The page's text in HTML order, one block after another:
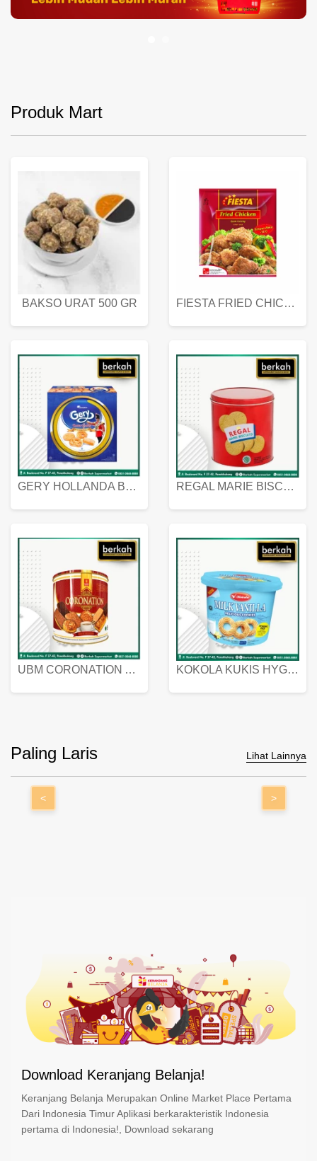
Produk Mart
BAKSO URAT 500 GR FIESTA FRIED CHICKEN 500 GR
GERY HOLLANDA BUTTER COOKIES 450 GRAM REGAL MARIE BISCUIT KALENG 550 GRAM
UBM CORONATION ASSORTED BISKUIT KALENG 450 GRAM KOKOLA KUKIS HYGIENIC MILK VANILLA PACK 320 GR
Paling Laris Lihat Lainnya
< >
Download Keranjang Belanja!
Keranjang Belanja Merupakan Online Market Place Pertama
Dari Indonesia Timur Aplikasi berkarakteristik Indonesia
pertama di Indonesia!, Download sekarang